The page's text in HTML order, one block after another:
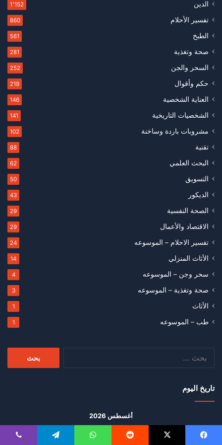
الدين 1٬152
تفسير الأحلام 860
الطبخ 561
صحة وتغذية 281
السحر والجن 252
حكم وأقوال 219
العناية الشخصية 146
الشخصيات التاريخية 141
مشروبات باردة وساخنة 102
تقنية 88
البحث العلمي 62
التسويق 50
الديكور 43
الصحة النفسية 29
الاقتصاد والأعمال 29
تفسير الاحلام – الموسوعه 24
الأثاث المنزلي 14
سحر وجن – الموسوعه 4
صحة وتغذية – الموسوعه 3
الأثاث 1
طب – الموسوعه 1
تاريخ اليوم
أغسطس 2026
س د خ
ج